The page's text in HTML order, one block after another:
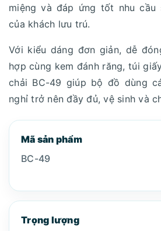
miệng và đáp ứng tốt nhu cầu
của khách lưu trú.
Với kiểu dáng đơn giản, dễ
hợp cùng kem đánh răng, túi
chải BC-49 giúp bộ đồ dùng
nghỉ trở nên đầy đủ, vệ sinh và
Mã sản phẩm
BC-49
Trọng lượng